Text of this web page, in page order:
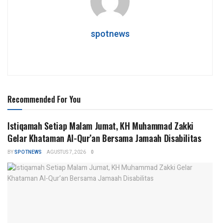
spotnews
Recommended For You
Istiqamah Setiap Malam Jumat, KH Muhammad Zakki
Gelar Khataman Al-Qur’an Bersama Jamaah Disabilitas
BYSPOTNEWS AGUSTUS 7, 2026 0